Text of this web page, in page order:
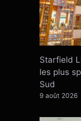
Starfield
les plus
Sud
9 août 2026